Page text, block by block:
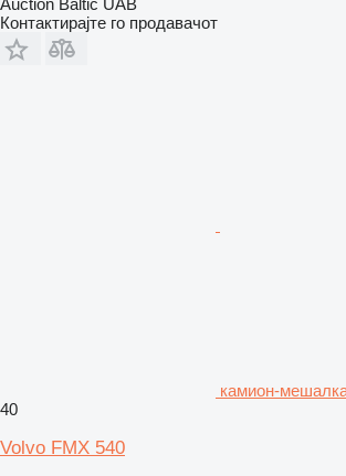
Контактирајте го продавачот
камион-
40
Volvo FMX 540